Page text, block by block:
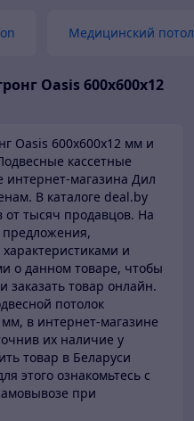
Медицинский
Oasis 600х600х12
Oasis 600х600х12 мм и
кассетные
интернет-магазина Дил
В каталоге deal.by
от тысяч продавцов. На
и
о данном товаре, чтобы
заказать товар онлайн.
потолок
в интернет-магазине
их наличие у
товар в Беларуси
этого ознакомьтесь с
при